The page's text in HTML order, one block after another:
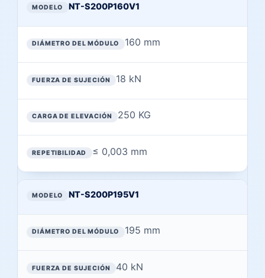
NT-S200P160V1
160 mm
18 kN
250 KG
≤ 0,003 mm
NT-S200P195V1
195 mm
40 kN